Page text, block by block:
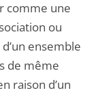
comme une
ou
ensemble
de même
raison d’un